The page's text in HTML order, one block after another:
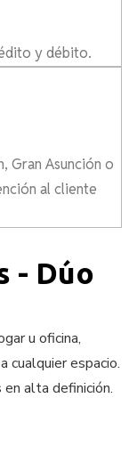
y débito.
Gran Asunción o
al cliente
- Dúo
u oficina,
cualquier espacio.
alta definición.